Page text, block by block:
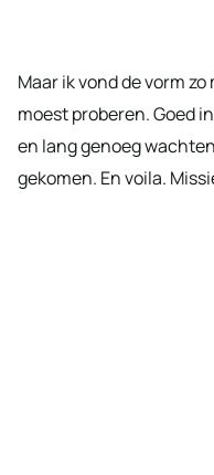
Maar ik vond de vorm
moest proberen. Goed
en lang genoeg
gekomen. En voila.